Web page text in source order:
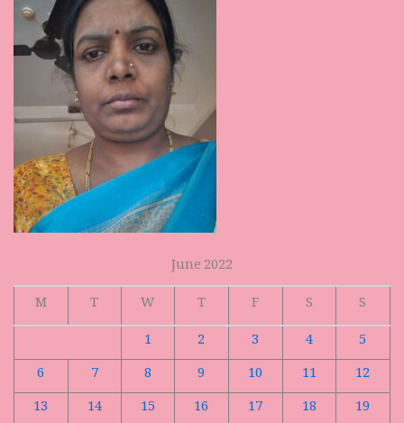
June 2022
M
T W T F S
S
1
2 3 4
5
6
7 8 9 10 11
12
13
14 15 16 17 18
19